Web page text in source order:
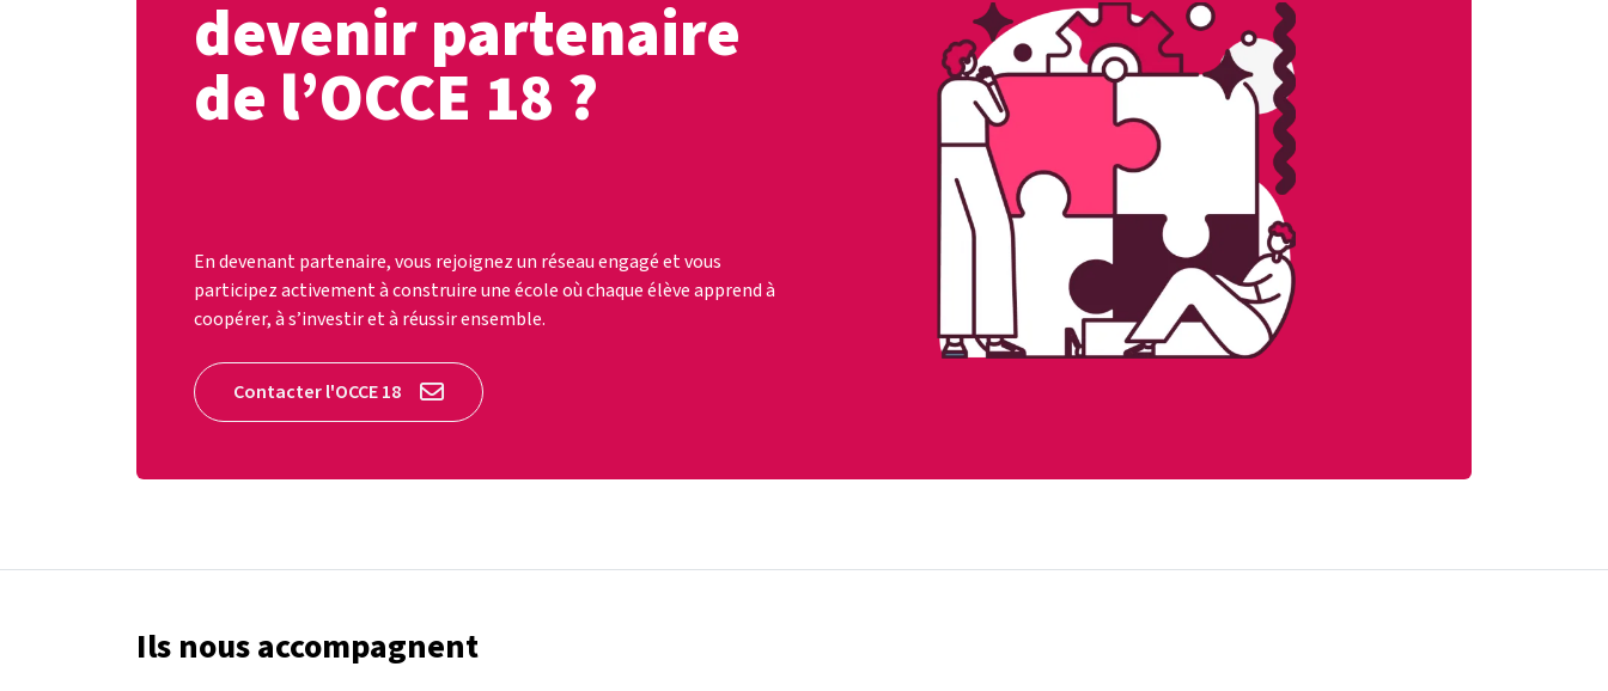
devenir partenaire
de l’OCCE 18 ?
En devenant partenaire, vous rejoignez un réseau engagé et vous
participez activement à construire une école où chaque élève apprend à
coopérer, à s’investir et à réussir ensemble.
Contacter l'OCCE 18
Ils nous accompagnent